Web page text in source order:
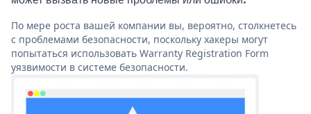
По мере роста вашей компании вы, вероятно, столкнетесь
с проблемами безопасности, поскольку хакеры могут
попытаться использовать Warranty Registration Form
уязвимости в системе безопасности.